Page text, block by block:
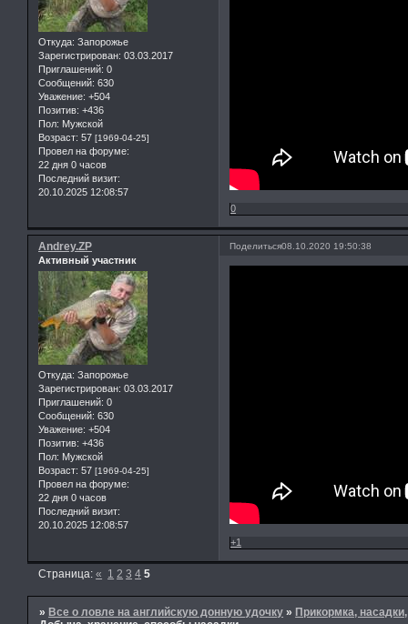
Откуда: Запорожье
Зарегистрирован: 03.03.2017
Приглашений: 0
Сообщений: 630
Уважение: +504
Позитив: +436
Пол: Мужской
Возраст: 57 [1969-04-25]
Провел на форуме:
22 дня 0 часов
Последний визит:
20.10.2025 12:08:57
0
Поделиться08.10.2020 19:50:38
Andrey.ZP
Активный участник
Откуда: Запорожье
Зарегистрирован: 03.03.2017
Приглашений: 0
Сообщений: 630
Уважение: +504
Позитив: +436
Пол: Мужской
Возраст: 57 [1969-04-25]
Провел на форуме:
22 дня 0 часов
Последний визит:
20.10.2025 12:08:57
+1
Страница:« 1 2 3 4 5
» Все о ловле на английскую донную удочку » Прикормка,